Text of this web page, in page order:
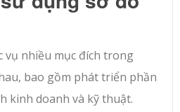
vụ nhiều mục đích trong
bao gồm phát triển phần
kinh doanh và kỹ thuật.